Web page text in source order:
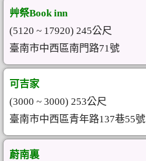
艸祭Book inn
(5120 ~ 17920) 245公尺
臺南市中西區南門路71號
可吉家
(3000 ~ 3000) 253公尺
臺南市中西區青年路137巷55號
蔚南裏